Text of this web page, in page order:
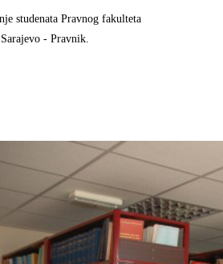
studenata Pravnog fakulteta
- Pravnik.